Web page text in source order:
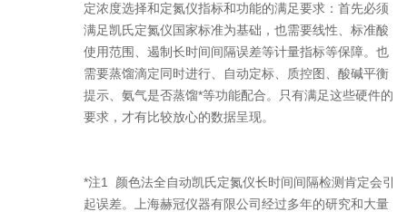
定浓度选择和定氮仪指标和功能的满足要求：首先必须
满足凯氏定氮仪国家标准为基础，也需要线性、标准酸
使用范围、遏制长时间间隔误差等计量指标等保障。也
需要蒸馏滴定同时进行、自动定标、质控图、酸碱平衡
提示、氨气是否蒸馏*等功能配合。只有满足这些硬件的
要求，才有比较放心的数据呈现。
*注1 颜色法全自动凯氏定氮仪长时间间隔检测肯定会引
起误差。上海赫冠仪器有限公司经过多年的研究和大量